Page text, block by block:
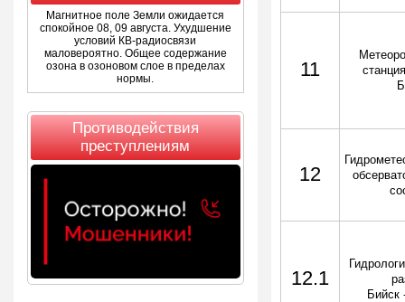
Магнитное поле Земли ожидается
спокойное 08, 09 августа. Ухудшение
условий КВ-радиосвязи
маловероятно. Общее содержание
озона в озоновом слое в пределах
нормы.
Противодействия
преступлениям
11
12
12.1
Бийск